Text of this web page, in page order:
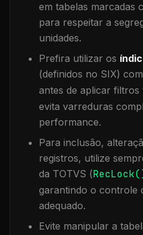
em tabelas marcadas
para respeitar a
unidades.
Prefira utilizar os
(definidos no SIX) com
antes de aplicar filtros
evita varreduras
performance.
Para inclusão,
registros, utilize
da TOTVS (
garantindo o controle
adequado.
Evite manipular a